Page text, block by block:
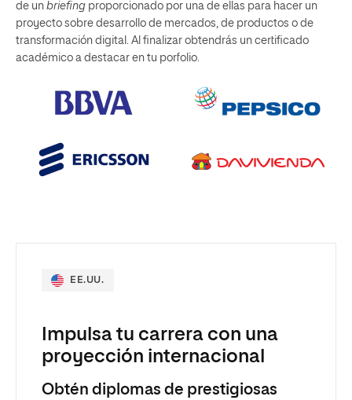
de un briefing proporcionado por una de ellas para hacer un
proyecto sobre desarrollo de mercados, de productos o de
transformación digital. Al finalizar obtendrás un certificado
académico a destacar en tu porfolio.
EE.UU.
Impulsa tu carrera con una
proyección internacional
Obtén diplomas de prestigiosas